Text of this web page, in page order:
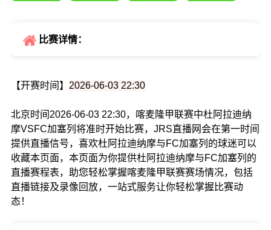
比赛详情：
【开赛时间】 2026-06-03 22:30
北京时间2026-06-03 22:30，喀麦隆甲联赛中杜阿拉迪纳
摩VSFC加塞列将准时开始比赛，JRS直播网会在第一时间
提供直播信号，喜欢杜阿拉迪纳摩与FC加塞列的球迷可以
收藏本页面，本页面为你提供杜阿拉迪纳摩与FC加塞列的
直播赛程表，助您轻松掌握喀麦隆甲联赛赛场情况，包括
直播链接及录像回放，一站式服务让你轻松掌握比赛动
态！